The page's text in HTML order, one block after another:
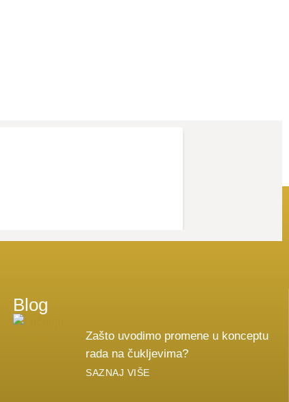
Blog
Zašto uvodimo promene u konceptu
rada na čukljevima?
SAZNAJ VIŠE